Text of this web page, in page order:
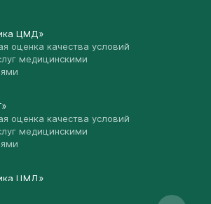
ЦМД»
оценка качества условий
медицинскими
оценка качества условий
медицинскими
ЦМД»